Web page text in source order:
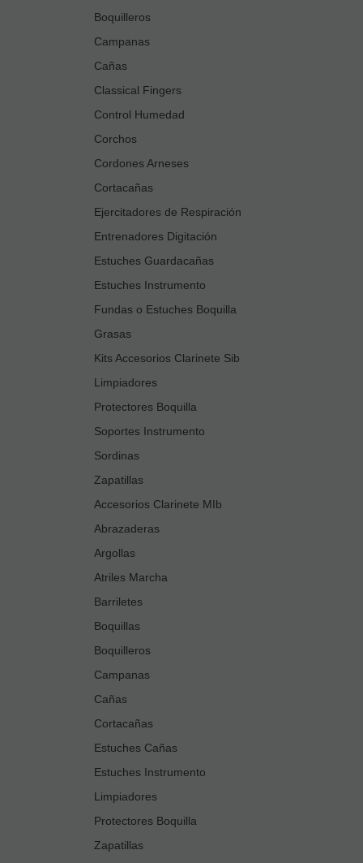
Boquilleros
Campanas
Cañas
Classical Fingers
Control Humedad
Corchos
Cordones Arneses
Cortacañas
Ejercitadores de Respiración
Entrenadores Digitación
Estuches Guardacañas
Estuches Instrumento
Fundas o Estuches Boquilla
Grasas
Kits Accesorios Clarinete Sib
Limpiadores
Protectores Boquilla
Soportes Instrumento
Sordinas
Zapatillas
Accesorios Clarinete MIb
Abrazaderas
Argollas
Atriles Marcha
Barriletes
Boquillas
Boquilleros
Campanas
Cañas
Cortacañas
Estuches Cañas
Estuches Instrumento
Limpiadores
Protectores Boquilla
Zapatillas